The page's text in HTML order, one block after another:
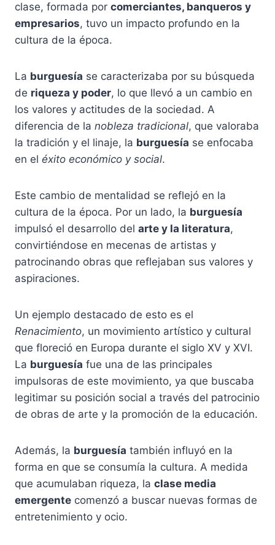
clase, formada por comerciantes, banqueros y
empresarios, tuvo un impacto profundo en la
cultura de la época.
La burguesía se caracterizaba por su búsqueda
de riqueza y poder, lo que llevó a un cambio en
los valores y actitudes de la sociedad. A
diferencia de la nobleza tradicional, que valoraba
la tradición y el linaje, la burguesía se enfocaba
en el éxito económico y social.
Este cambio de mentalidad se reflejó en la
cultura de la época. Por un lado, la burguesía
impulsó el desarrollo del arte y la literatura,
convirtiéndose en mecenas de artistas y
patrocinando obras que reflejaban sus valores y
aspiraciones.
Un ejemplo destacado de esto es el
Renacimiento, un movimiento artístico y cultural
que floreció en Europa durante el siglo XV y XVI.
La burguesía fue una de las principales
impulsoras de este movimiento, ya que buscaba
legitimar su posición social a través del patrocinio
de obras de arte y la promoción de la educación.
Además, la burguesía también influyó en la
forma en que se consumía la cultura. A medida
que acumulaban riqueza, la clase media
emergente comenzó a buscar nuevas formas de
entretenimiento y ocio.